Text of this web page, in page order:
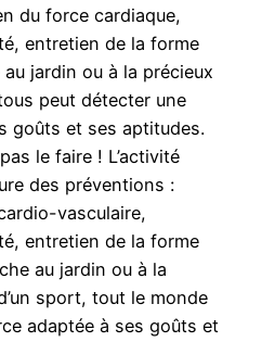
du force cardiaque,
entretien de la forme
jardin ou à la précieux
peut détecter une
goûts et ses aptitudes.
le faire ! L’activité
des préventions :
vasculaire,
entretien de la forme
au jardin ou à la
sport, tout le monde
adaptée à ses goûts et